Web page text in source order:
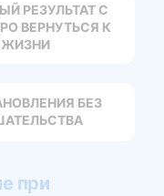
РЕЗУЛЬТАТ С
ВЕРНУТЬСЯ К
ЖИЗНИ
БЕЗ
при